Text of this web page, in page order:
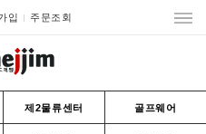
입 주문조회
제2물류센터 골프웨어